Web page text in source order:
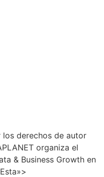
derechos de autor
organiza el
& Business Growth en